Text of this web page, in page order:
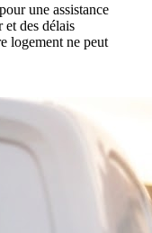
une assistance
des délais
logement ne peut